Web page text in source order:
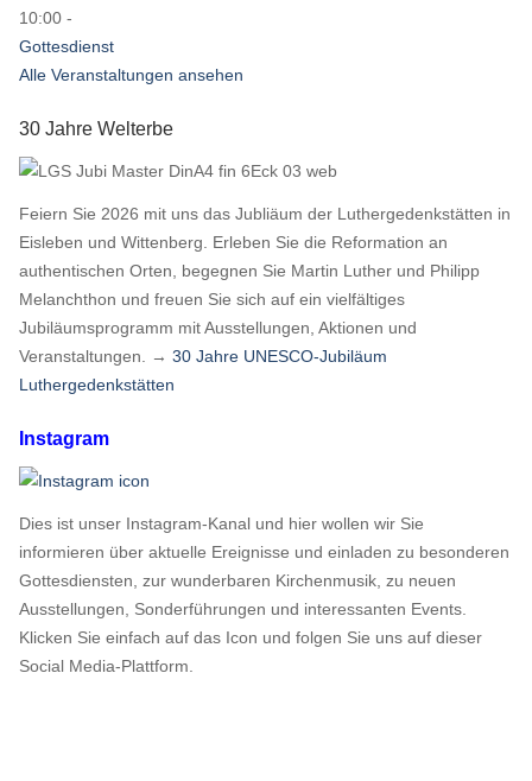
10:00 -
Gottesdienst
Alle Veranstaltungen ansehen
30 Jahre Welterbe
Feiern Sie 2026 mit uns das Jubliäum der Luthergedenkstätten in
Eisleben und Wittenberg. Erleben Sie die Reformation an
authentischen Orten, begegnen Sie Martin Luther und Philipp
Melanchthon und freuen Sie sich auf ein vielfältiges
Jubiläumsprogramm mit Ausstellungen, Aktionen und
Veranstaltungen. → 30 Jahre UNESCO-Jubiläum
Luthergedenkstätten
Instagram
Dies ist unser Instagram-Kanal und hier wollen wir Sie
informieren über aktuelle Ereignisse und einladen zu besonderen
Gottesdiensten, zur wunderbaren Kirchenmusik, zu neuen
Ausstellungen, Sonderführungen und interessanten Events.
Klicken Sie einfach auf das Icon und folgen Sie uns auf dieser
Social Media-Plattform.